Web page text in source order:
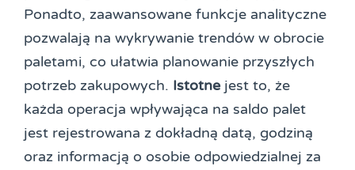
Ponadto, zaawansowane funkcje analityczne
pozwalają na wykrywanie trendów w obrocie
paletami, co ułatwia planowanie przyszłych
potrzeb zakupowych. Istotnejest to, że
każda operacja wpływająca na saldo palet
jest rejestrowana z dokładną datą, godziną
oraz informacją o osobie odpowiedzialnej za